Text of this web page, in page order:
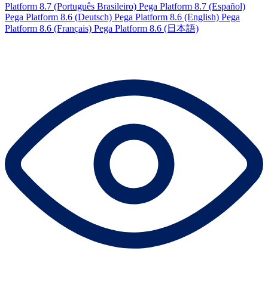
Platform 8.7 (Português Brasileiro) Pega Platform 8.7 (Español)
Pega Platform 8.6 (Deutsch) Pega Platform 8.6 (English) Pega
Platform 8.6 (Français) Pega Platform 8.6 (日本語)